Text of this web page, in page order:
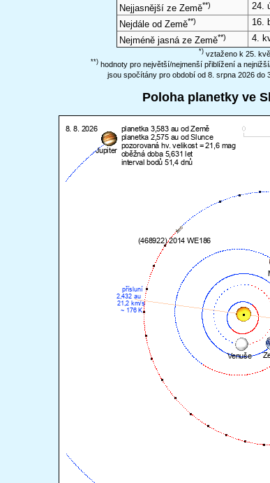
Nejjasnější ze Země**) 24.
Nejdále od Země**) 16.
Nejméně jasná ze Země**) 4.
*) vztaženo k 25.
**) hodnoty pro největší/nejmenší přiblížení a
jsou spočítány pro období od 8. srpna 2026 do
Poloha planetky ve